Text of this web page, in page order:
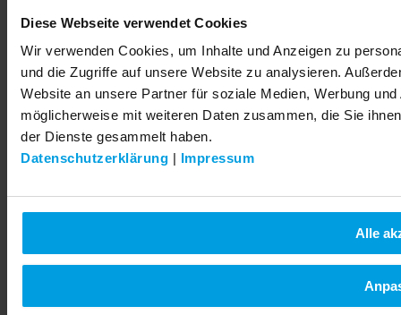
Diese Webseite verwendet Cookies
Wir verwenden Cookies, um Inhalte und Anzeigen zu
und die Zugriffe auf unsere Website zu analysieren.
Website an unsere Partner für soziale Medien, Werbung
möglicherweise mit weiteren Daten zusammen, die Sie
der Dienste gesammelt haben.
Datenschutzerklärung | Impressum
Alle